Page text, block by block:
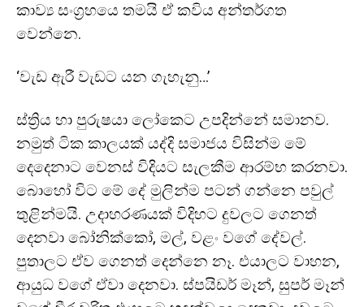
කාව්‍ය සංග්‍රහයෙ තමයි ඒ කවිය අන්තර්ගත
වෙන්නෙ.
‘වැඩ ඇරී වැඩට යන ගැහැනු…’
ස්ත්‍රිය හා පුරුෂයා ලෝකෙට උපදින්නේ සමානව.
නමුත් ටික කාලයක් යද්දි සමාජය විසින්ම මේ
දෙදෙනාට වෙනස් විදියට සැලකීම ආරම්භ කරනවා.
බොහෝ විට මේ දේ මුලින්ම පටන් ගන්නෙ පවුල්
තුළින්මයි. උදාහරණයක් විදිහට දුවලට ගෙනත්
දෙනවා බෝනික්කෝ, මල්, වළං වගේ දේවල්.
පුතාලට ඒව ගෙනත් දෙන්නෙ නෑ. එයාලට වාහන,
ආයුධ වගේ ඒවා දෙනවා. ස්පයිඩර් මෑන්, සුපර් මෑන්